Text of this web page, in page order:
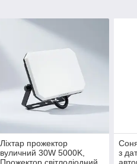
Ліхтар прожектор
вуличний 30W 5000K,
Прожектор світлодіодний
з